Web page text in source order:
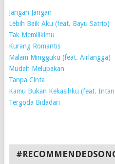
Jangan Jangan
Lebih Baik Aku (feat. Bayu Satrio)
Tak Memilikimu
Kurang Romantis
Malam Mingguku (feat. Airlangga)
Mudah Melupakan
Tanpa Cinta
Kamu Bukan Kekasihku (feat.
Tergoda Bidadari